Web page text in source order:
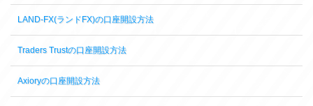
LAND-FX(ランドFX)の口座開設方法
Traders Trustの口座開設方法
Axioryの口座開設方法